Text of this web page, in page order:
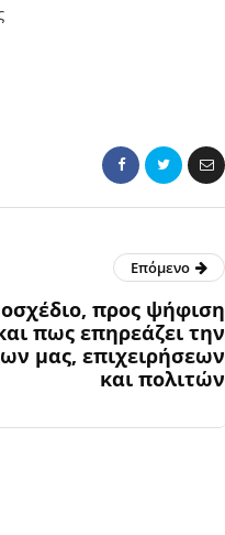
Επόμενο
προς ψήφιση
πως επηρεάζει την
μας, επιχειρήσεων
και πολιτών